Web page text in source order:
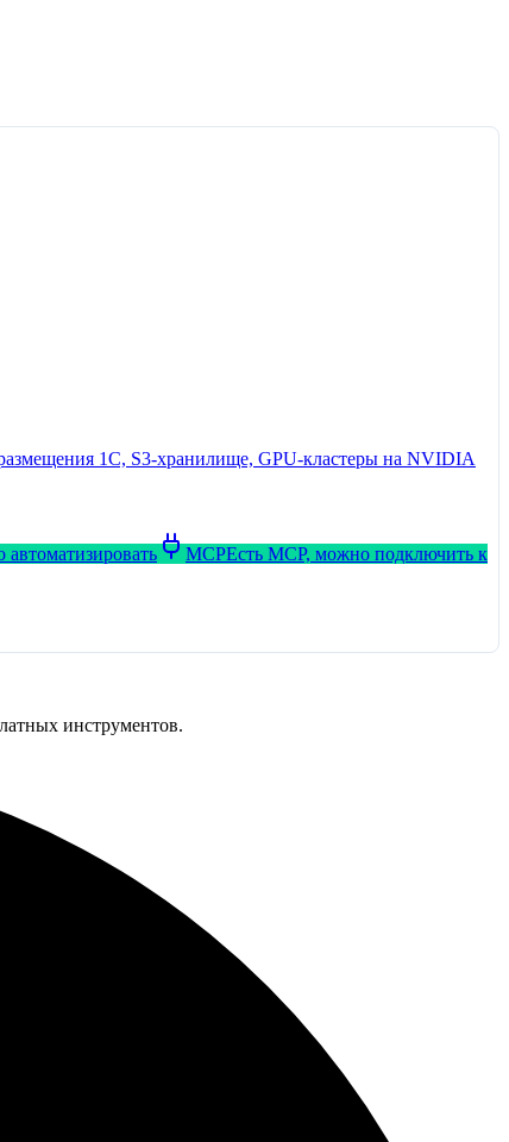
1С, S3-хранилище, GPU-кластеры на NVIDIA
MCPЕсть MCP, можно подключить к
инструментов.